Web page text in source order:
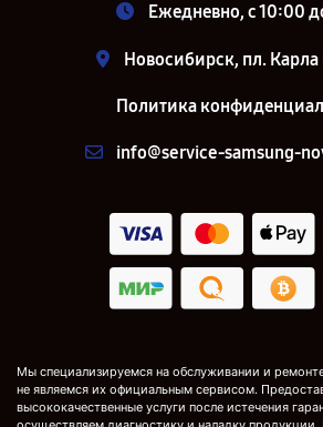
Ежедневно, с 10:00
Новосибирск, пл. Карла
Политика
info@service-samsung-
Мы специализируемся на обслуживании и
не являемся их официальным сервисом.
высококачественные услуги после истечения